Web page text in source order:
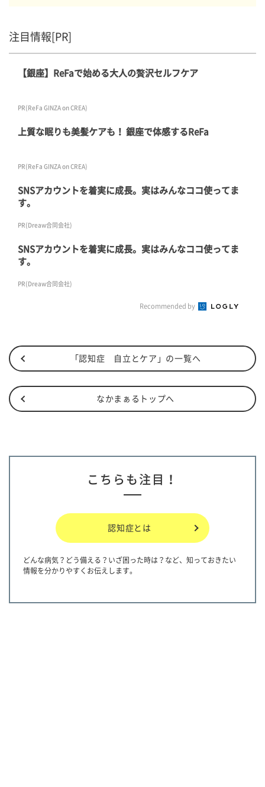
注目情報[PR]
【銀座】ReFaで始める大人の贅沢セルフケア
PR(ReFa GINZA on CREA)
上質な眠りも美髪ケアも！ 銀座で体感するReFa
PR(ReFa GINZA on CREA)
SNSアカウントを着実に成長。実はみんなココ使ってま
す。
PR(Dreaw合同会社)
SNSアカウントを着実に成長。実はみんなココ使ってま
す。
PR(Dreaw合同会社)
Recommended by
「認知症 自立とケア」の一覧へ
なかまぁるトップへ
こちらも注目！
認知症とは
どんな病気？どう備える？いざ困った時は？など、知っておきたい
情報を分かりやすくお伝えします。